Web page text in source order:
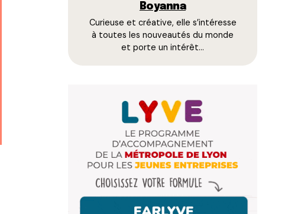
Boyanna
Curieuse et créative, elle s’intéresse
à toutes les nouveautés du monde
et porte un intérêt…